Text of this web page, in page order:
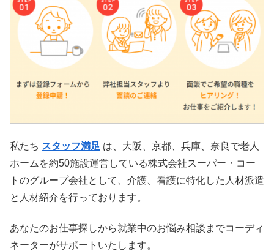
私たち スタッフ満足 は、大阪、京都、兵庫、奈良で老人
ホームを約50施設運営している株式会社スーパー・コー
トのグループ会社として、介護、看護に特化した人材派遣
と人材紹介を行っております。
あなたのお仕事探しから就業中のお悩み相談までコーディ
ネーターがサポートいたします。